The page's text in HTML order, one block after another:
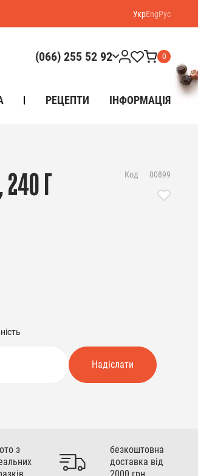
УкрEngРус
(066) 255 52 92 0
РЕЦЕПТИ ІНФОРМАЦІЯ
Г Код 00899
Надіслати
з
безкоштовна
доставка від